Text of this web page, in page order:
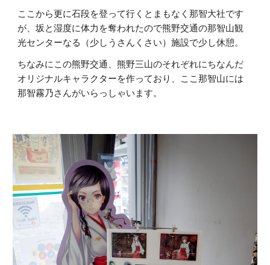
ここから更に石段を登って行くとまもなく那智大社です
が、坂と湿度に体力を奪われたので熊野交通の那智山観
光センターなる（少しうさんくさい）施設で少し休憩。
ちなみにこの熊野交通、熊野三山のそれぞれにちなんだ
オリジナルキャラクターを作っており、ここ那智山には
那智霧乃さんがいらっしゃいます。